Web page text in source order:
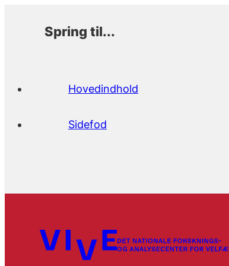
Spring til...
Hovedindhold
Sidefod